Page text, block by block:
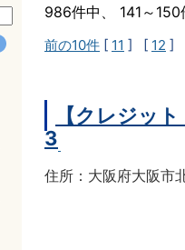
986件中、 141～
前の10件 [ 11 ] [ 12 ]
【クレジッ
3
住所：大阪府大阪市